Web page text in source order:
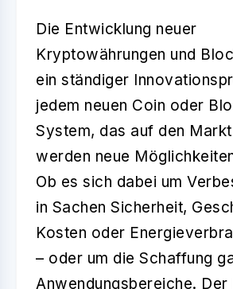
Die Entwicklung neuer
Kryptowährungen und
ein ständiger
jedem neuen Coin oder
System, das auf den
werden neue
Ob es sich dabei um
in Sachen Sicherheit,
Kosten oder
– oder um die Schaffung
Anwendungsbereiche.